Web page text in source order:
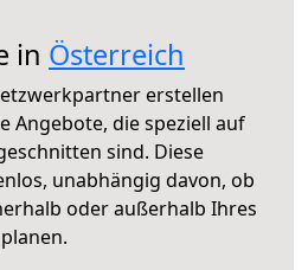
in Österreich
erstellen
Angebote, die speziell auf
sind. Diese
unabhängig davon, ob
oder außerhalb Ihres